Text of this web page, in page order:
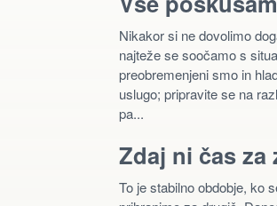
Nikakor si ne dovolimo
najteže se soočamo s
preobremenjeni smo in
uslugo; pripravite se na
pa...
Zdaj ni čas za
To je stabilno obdobje, ko